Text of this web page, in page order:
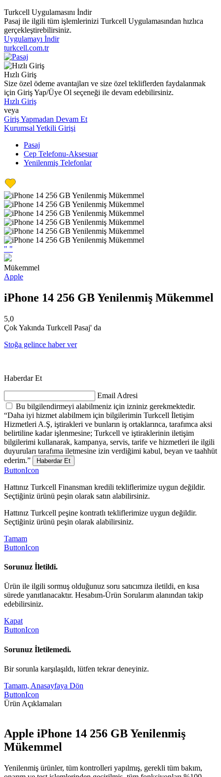
Turkcell Uygulamasını İndir
Pasaj ile ilgili tüm işlemlerinizi Turkcell Uygulamasından hızlıca
gerçekleştirebilirsiniz.
Uygulamayı İndir
turkcell.com.tr
Hızlı Giriş
Size özel ödeme avantajları ve size özel tekliflerden faydalanmak
için Giriş Yap/Üye Ol seçeneği ile devam edebilirsiniz.
Hızlı Giriş
veya
Giriş Yapmadan Devam Et
Kurumsal Yetkili Girişi
Pasaj
Cep Telefonu-Aksesuar
Yenilenmiş Telefonlar
" "
Mükemmel
Apple
iPhone 14 256 GB Yenilenmiş Mükemmel
5,0
Çok Yakında Turkcell Pasaj' da
Stoğa gelince haber ver
Haberdar Et
Email Adresi
Bu bilgilendirmeyi alabilmeniz için izniniz gerekmektedir.
“Daha iyi hizmet alabilmem için bilgilerimin Turkcell İletişim
Hizmetleri A.Ş, iştirakleri ve bunların iş ortaklarınca, tarafımca aksi
belirtiline kadar işlenmesine; Turkcell ve iştiraklerinin iletişim
bilgilerimi kullanarak, kampanya, servis, tarife ve hizmetleri ile ilgili
duyuruları tarafıma iletmesine izin verdiğimi kabul, beyan ve taahhüt
ederim.”
Haberdar Et
ButtonIcon
Hattınız Turkcell Finansman kredili tekliflerimize uygun değildir.
Seçtiğiniz ürünü peşin olarak satın alabilirsiniz.
Hattınız Turkcell peşine kontratlı tekliflerimize uygun değildir.
Seçtiğiniz ürünü peşin olarak alabilirsiniz.
Tamam
ButtonIcon
Sorunuz İletildi.
Ürün ile ilgili sormuş olduğunuz soru satıcımıza iletildi, en kısa
sürede yanıtlanacaktır. Hesabım-Ürün Sorularım alanından takip
edebilirsiniz.
Kapat
ButtonIcon
Sorunuz İletilemedi.
Bir sorunla karşılaşıldı, lütfen tekrar deneyiniz.
Tamam, Anasayfaya Dön
ButtonIcon
Ürün Açıklamaları
Apple iPhone 14 256 GB Yenilenmiş
Mükemmel
Yenilenmiş ürünler, tüm kontrolleri yapılmış, gerekli tüm bakım,